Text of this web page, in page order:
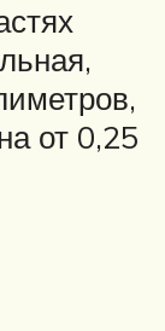
от 0,25